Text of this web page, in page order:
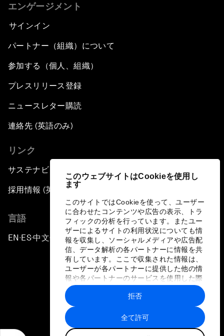
このウェブサイトはCookieを使用し
ます
このサイトではCookieを使って、ユーザー
に合わせたコンテンツや広告の表示、トラ
フィックの分析を行っています。またユー
ザーによるサイトの利用状況についても情
報を収集し、ソーシャルメディアや広告配
信、データ解析の各パートナーに情報を共
有しています。ここで収集された情報は、
ユーザーが各パートナーに提供した他の情
報や各パートナーのサービスを使用した際
に収集された情報と組み合わされ、各パー
トナーによって使用されることがありま
す。
全て許可
拒否
エンゲージメント
サインイン
パートナー（組織）について
参加する（個人、組織）
プレスリリース登録
ニュースレター購読
連絡先 (英語のみ)
リンク
サステナビリティへの取り組み
採用情報 (英語のみ)
言語
EN ▪ES▪中文▪ 日本語
プライバシーポリシーと利用規約
サイトマップ